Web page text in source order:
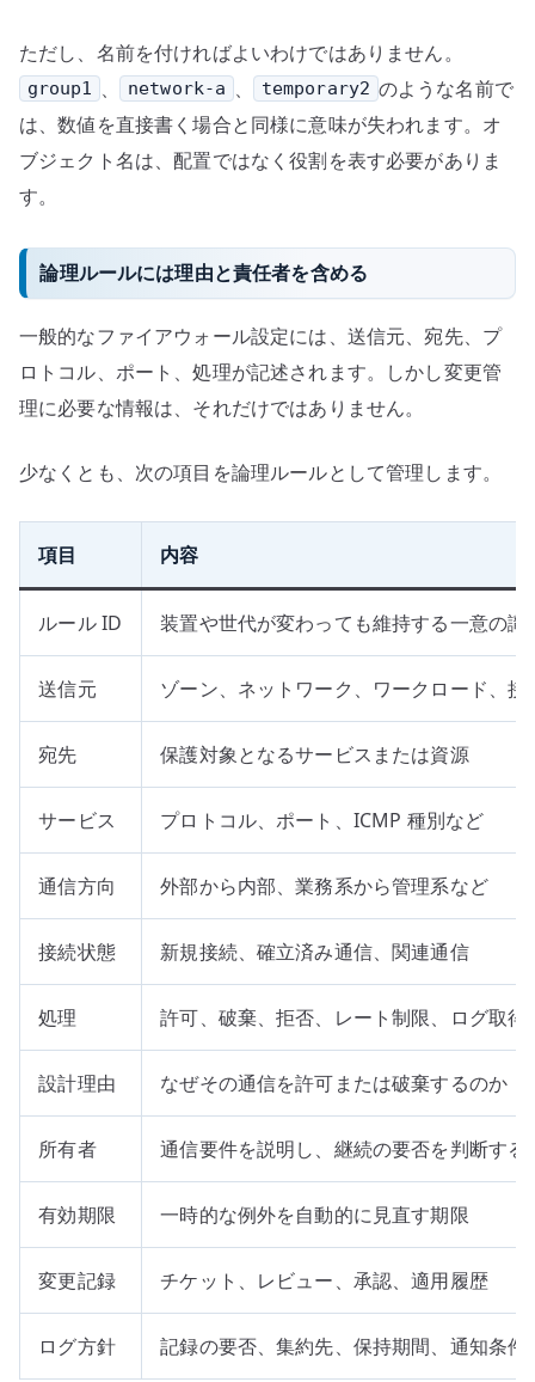
ただし、名前を付ければよいわけではありません。
group1 、 network-a 、 temporary2 のような名前で
は、数値を直接書く場合と同様に意味が失われます。オ
ブジェクト名は、配置ではなく役割を表す必要がありま
す。
論理ルールには理由と責任者を含める
一般的なファイアウォール設定には、送信元、宛先、プ
ロトコル、ポート、処理が記述されます。しかし変更管
理に必要な情報は、それだけではありません。
少なくとも、次の項目を論理ルールとして管理します。
項目 内容
ルール ID 装置や世代が変わっても維持する一意の識
送信元 ゾーン、ネットワーク、ワークロード、接
宛先 保護対象となるサービスまたは資源
サービス プロトコル、ポート、ICMP 種別など
通信方向 外部から内部、業務系から管理系など
接続状態 新規接続、確立済み通信、関連通信
処理 許可、破棄、拒否、レート制限、ログ取得
設計理由 なぜその通信を許可または破棄するのか
所有者 通信要件を説明し、継続の要否を判断する
有効期限 一時的な例外を自動的に見直す期限
変更記録 チケット、レビュー、承認、適用履歴
ログ方針 記録の要否、集約先、保持期間、通知条件